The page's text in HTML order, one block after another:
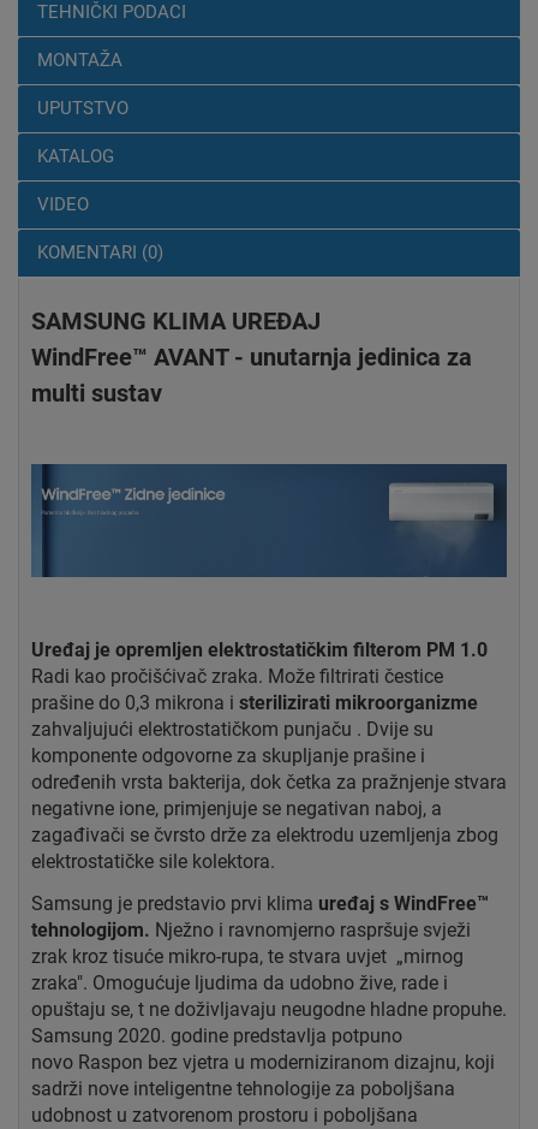
TEHNIČKI PODACI
MONTAŽA
UPUTSTVO
KATALOG
VIDEO
KOMENTARI (0)
SAMSUNG KLIMA UREĐAJ
WindFree™ AVANT - unutarnja jedinica za
multi sustav
Uređaj je opremljen elektrostatičkim filterom PM 1.0
Radi kao pročišćivač zraka. Može filtrirati čestice
prašine do 0,3 mikrona i sterilizirati mikroorganizme
zahvaljujući elektrostatičkom punjaču . Dvije su
komponente odgovorne za skupljanje prašine i
određenih vrsta bakterija, dok četka za pražnjenje stvara
negativne ione, primjenjuje se negativan naboj, a
zagađivači se čvrsto drže za elektrodu uzemljenja zbog
elektrostatičke sile kolektora.
Samsung je predstavio prvi klima uređaj s WindFree™
tehnologijom. Nježno i ravnomjerno raspršuje svježi
zrak kroz tisuće mikro-rupa, te stvara uvjet „mirnog
zraka". Omogućuje ljudima da udobno žive, rade i
opuštaju se, t ne doživljavaju neugodne hladne propuhe.
Samsung 2020. godine predstavlja potpuno
novo Raspon bez vjetra u moderniziranom dizajnu, koji
sadrži nove inteligentne tehnologije za poboljšana
udobnost u zatvorenom prostoru i poboljšana